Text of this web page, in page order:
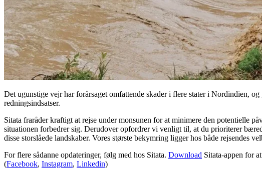
Det ugunstige vejr har forårsaget omfattende skader i flere stater i Nordindien,
redningsindsatser.
Sitata fraråder kraftigt at rejse under monsunen for at minimere den potentielle
situationen forbedrer sig. Derudover opfordrer vi venligt til, at du prioriterer
disse storslåede landskaber. Vores største bekymring ligger hos både rejsendes
For flere sådanne opdateringer, følg med hos Sitata. Download Sitata-appen for
(Facebook, Instagram, Linkedin)